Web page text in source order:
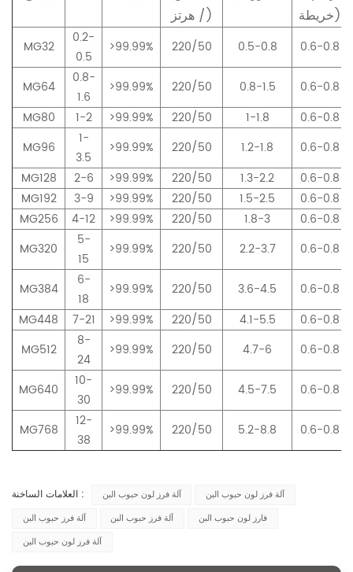
/ هرتز)
خريطة)
MG32
0.2-
0.5
>99.99% 220/50 0.5-0.8 0.6-0.8
MG64
0.8-
1.6
>99.99% 220/50 0.8-1.5
0.6-0.8
MG80
1-2 >99.99% 220/50 1-1.8
0.6-0.8
MG96
1-
3.5
>99.99% 220/50 1.2-1.8
0.6-0.8
MG128
2-6 >99.99% 220/50 1.3-2.2
0.6-0.8
MG192
3-9 >99.99% 220/50 1.5-2.5
0.6-0.8
MG256
4-12 >99.99% 220/50 1.8-3
0.6-0.8
MG320
5-
15
>99.99% 220/50 2.2-3.7 0.6-0.8
MG384
6-
18
>99.99% 220/50 3.6-4.5
0.6-0.8
MG448
7-21 >99.99% 220/50 4.1-5.5
0.6-0.8
MG512
8-
24
>99.99% 220/50 4.7-6 0.6-0.8
MG640
10-
30
>99.99% 220/50 4.5-7.5 0.6-0.8
MG768
12-
38
>99.99% 220/50 5.2-8.8 0.6-0.8
العلامات الساخنة : آلة فرز لون حبوب البن
آلة فرز لون حبوب البن
آلة فرز حبوب البن
آلة فرز حبوب البن
فارز لون حبوب البن
آلة فرز لون حبوب البن